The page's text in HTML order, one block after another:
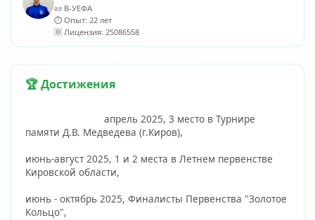
📜 В-УЕФА
⏱️ Опыт: 22 лет
🆔 Лицензия: 25086558
🏆 Достижения
памяти Д.В. Медведева (г.Киров),
июнь-август 2025, 1 и 2 места в Летнем первенстве
Кировской области,
июнь - октябрь 2025, Финалисты Первенства "Золотое
Кольцо",